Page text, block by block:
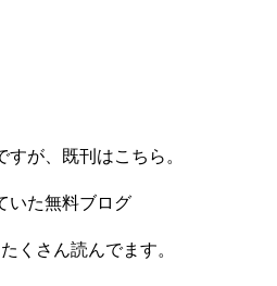
が、既刊はこちら。
いた無料ブログ
くさん読んでます。